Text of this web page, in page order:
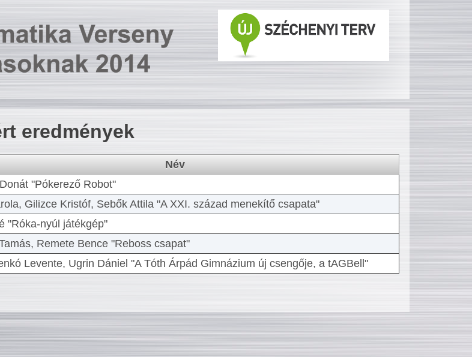
eredmények
Név
"Pókerező Robot"
Gilizce Kristóf, Sebők Attila "A XXI. század menekítő csapata"
"Róka-nyúl játékgép"
Remete Bence "Reboss csapat"
Levente, Ugrin Dániel "A Tóth Árpád Gimnázium új csengője, a tAGBell"